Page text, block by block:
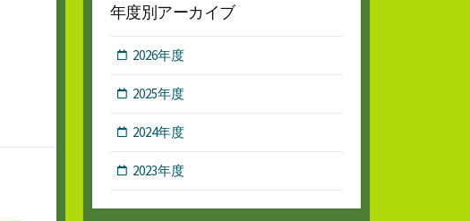
年度別アーカイブ
2026年度
2025年度
2024年度
2023年度